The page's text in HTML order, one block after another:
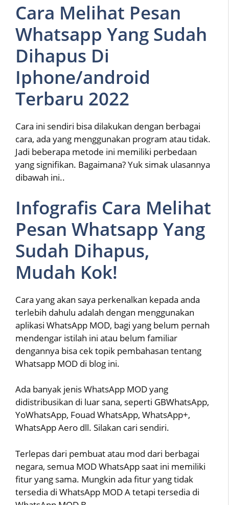
Cara Melihat Pesan
Whatsapp Yang Sudah
Dihapus Di
Iphone/android
Terbaru 2022
Cara ini sendiri bisa dilakukan dengan berbagai
cara, ada yang menggunakan program atau tidak.
Jadi beberapa metode ini memiliki perbedaan
yang signifikan. Bagaimana? Yuk simak ulasannya
dibawah ini..
Infografis Cara Melihat
Pesan Whatsapp Yang
Sudah Dihapus,
Mudah Kok!
Cara yang akan saya perkenalkan kepada anda
terlebih dahulu adalah dengan menggunakan
aplikasi WhatsApp MOD, bagi yang belum pernah
mendengar istilah ini atau belum familiar
dengannya bisa cek topik pembahasan tentang
Whatsapp MOD di blog ini.
Ada banyak jenis WhatsApp MOD yang
didistribusikan di luar sana, seperti GBWhatsApp,
YoWhatsApp, Fouad WhatsApp, WhatsApp+,
WhatsApp Aero dll. Silakan cari sendiri.
Terlepas dari pembuat atau mod dari berbagai
negara, semua MOD WhatsApp saat ini memiliki
fitur yang sama. Mungkin ada fitur yang tidak
tersedia di WhatsApp MOD A tetapi tersedia di